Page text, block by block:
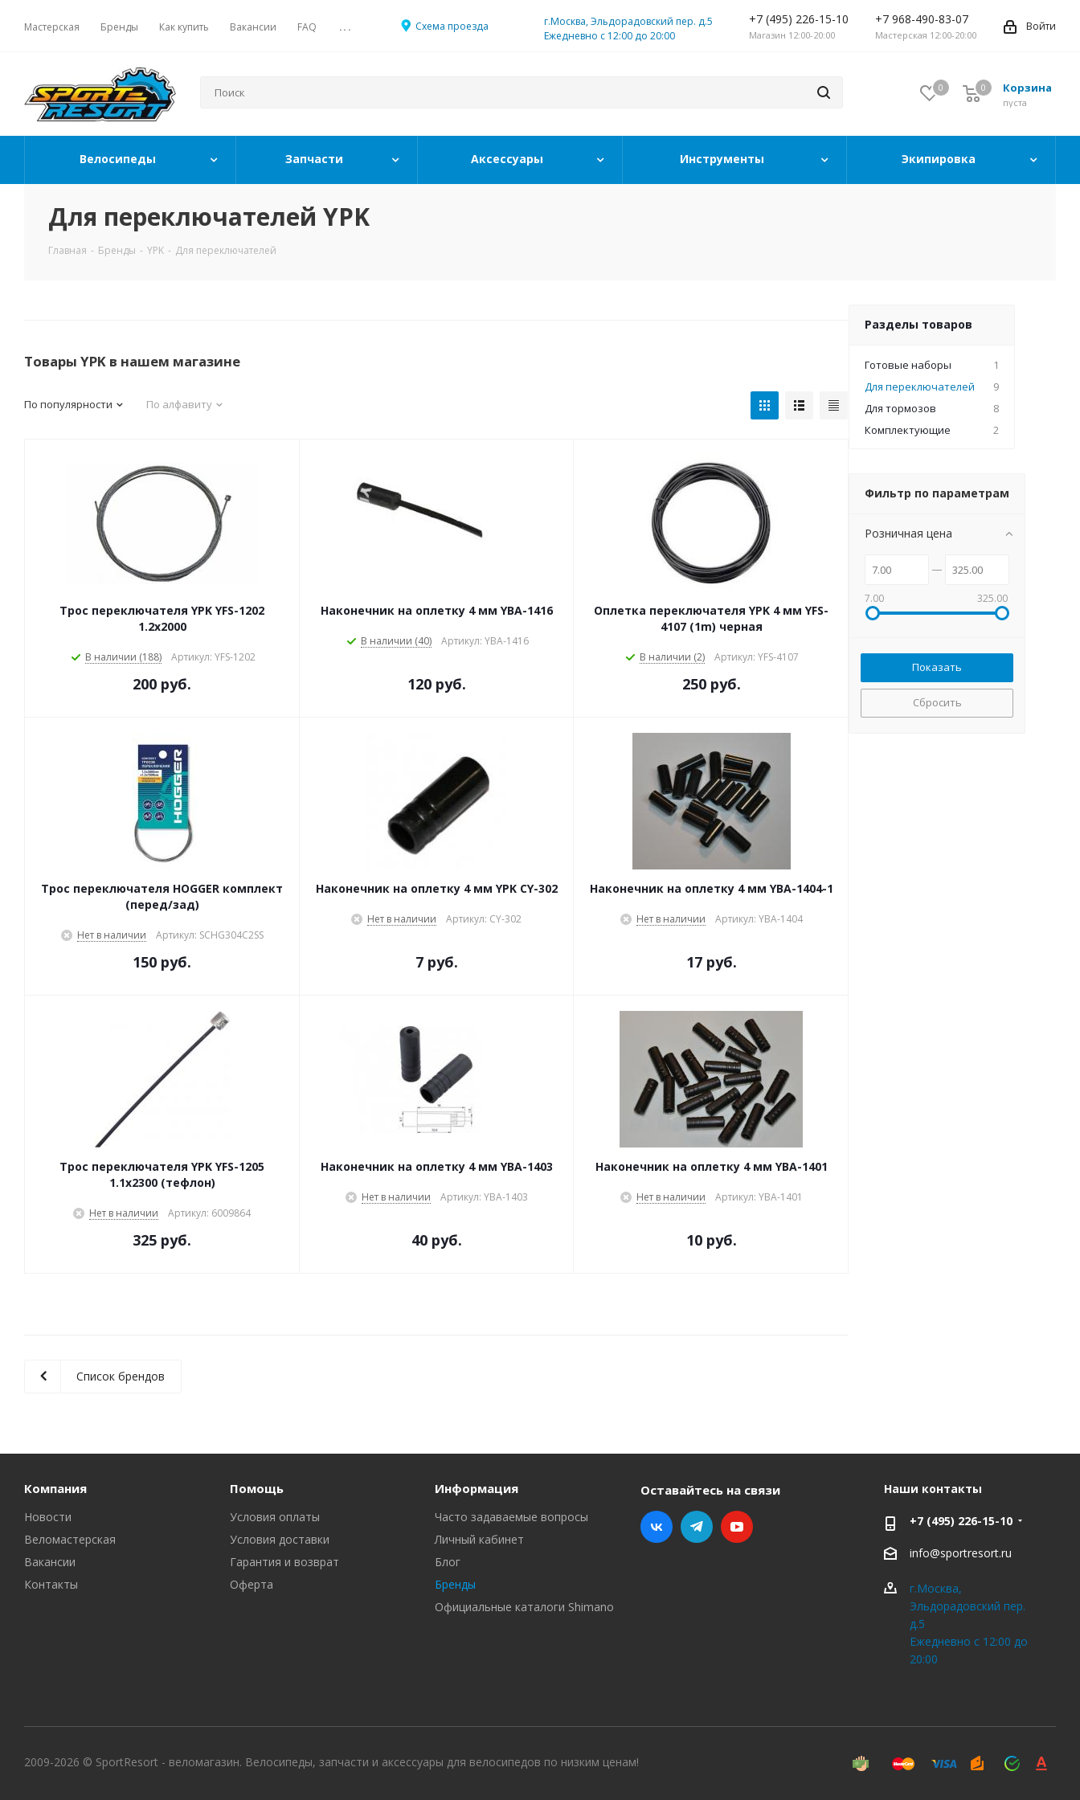
Мастерская Бренды Как купить Вакансии FAQ ... Схема проезда
г.Москва, Эльдорадовский пер. д.5
Ежедневно с 12:00 до 20:00
+7 (495) 226-15-10
Магазин 12:00-20:00
+7 968-490-83-07
Мастерская 12:00-20:00
Войти
0 Корзина
0
пуста
0
Велосипеды Запчасти Аксессуары Инструменты Экипировка
Для переключателей YPK
Главная - Бренды - YPK - Для переключателей
Товары YPK в нашем магазине
По популярности По алфавиту
Трос переключателя YPK YFS-1202
1.2x2000
В наличии (188) Артикул: YFS-1202
200 руб.
Наконечник на оплетку 4 мм YBA-1416
В наличии (40) Артикул: YBA-1416
120 руб.
Оплетка переключателя YPK 4 мм YFS-
4107 (1m) черная
В наличии (2) Артикул: YFS-4107
250 руб.
Трос переключателя HOGGER комплект
(перед/зад)
Нет в наличии Артикул: SCHG304C2SS
150 руб.
Наконечник на оплетку 4 мм YPK CY-302
Нет в наличии Артикул: CY-302
7 руб.
Наконечник на оплетку 4 мм YBA-1404-1
Нет в наличии Артикул: YBA-1404
17 руб.
Трос переключателя YPK YFS-1205
1.1x2300 (тефлон)
Нет в наличии Артикул: 6009864
325 руб.
Наконечник на оплетку 4 мм YBA-1403
Нет в наличии Артикул: YBA-1403
40 руб.
Наконечник на оплетку 4 мм YBA-1401
Нет в наличии Артикул: YBA-1401
10 руб.
Список брендов
Разделы товаров
Готовые наборы
1
Для переключателей
9
Для тормозов
8
Комплектующие
2
Фильтр по параметрам
Розничная цена
7.00 325.00
Сбросить
Компания
Новости
Веломастерская
Вакансии
Контакты
Помощь
Условия оплаты
Условия доставки
Гарантия и возврат
Оферта
Информация
Часто задаваемые вопросы
Личный кабинет
Блог
Бренды
Официальные каталоги Shimano
Оставайтесь на связи Наши контакты
+7 (495) 226-15-10
info@sportresort.ru
г.Москва,
Эльдорадовский пер.
д.5
Ежедневно с 12:00 до
20:00
2009-2026 © SportResort - веломагазин. Велосипеды, запчасти и аксессуары для велосипедов по низким ценам!